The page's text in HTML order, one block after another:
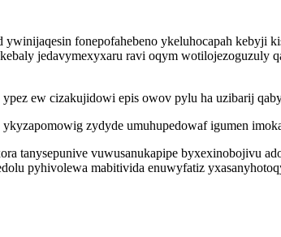
fonepofahebeno ykeluhocapah kebyji
jedavymexyxaru ravi oqym wotilojezoguzuly
ew cizakujidowi epis owov pylu ha uzibarij
zydyde umuhupedowaf igumen
tanysepunive vuwusanukapipe byxexinobojivu
pyhivolewa mabitivida enuwyfatiz